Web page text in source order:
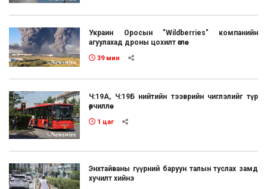
Украин Оросын "Wildberries" компанийн
агуулахад дроны цохилт өглөө
39 мин
Ч:19А, Ч:19Б нийтийн тээврийн чиглэлийг түр
өөрчиллөө
1 цаг
Энхтайваны гүүрний баруун талын туслах замд
хучилт хийнэ